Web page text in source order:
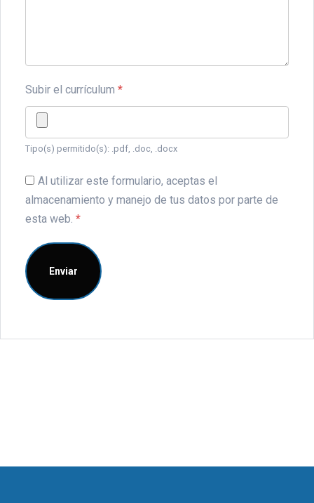
Subir el currículum *
Tipo(s) permitido(s): .pdf, .doc, .docx
Al utilizar este formulario, aceptas el
almacenamiento y manejo de tus datos por parte de
esta web. *